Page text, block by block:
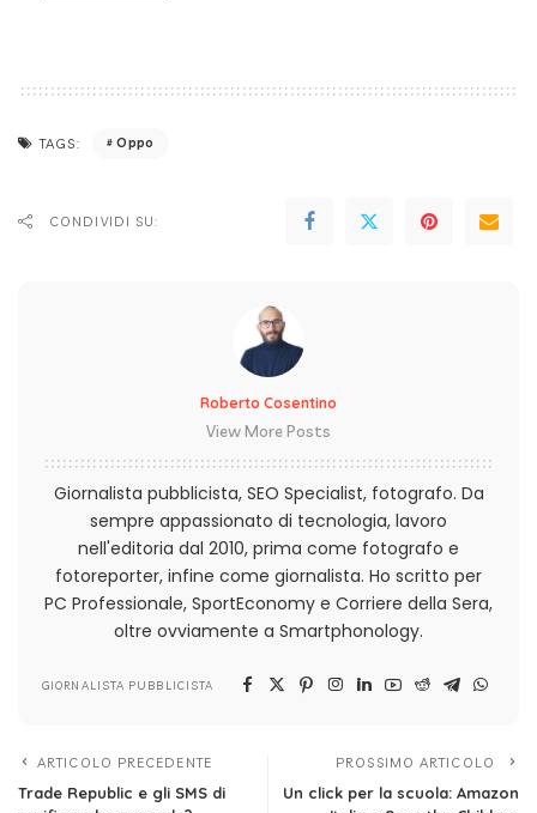
TAGS: Oppo
CONDIVIDI SU:
Roberto Cosentino
View More Posts
Giornalista pubblicista, SEO Specialist, fotografo. Da
sempre appassionato di tecnologia, lavoro
nell'editoria dal 2010, prima come fotografo e
fotoreporter, infine come giornalista. Ho scritto per
PC Professionale, SportEconomy e Corriere della Sera,
oltre ovviamente a Smartphonology.
GIORNALISTA PUBBLICISTA
ARTICOLO PRECEDENTE
Trade Republic e gli SMS di
PROSSIMO ARTICOLO
Un click per la scuola: Amazon